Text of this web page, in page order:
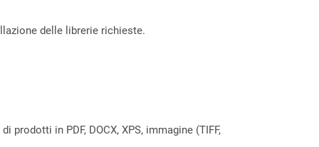
delle librerie richieste.
in PDF, DOCX, XPS, immagine (TIFF,